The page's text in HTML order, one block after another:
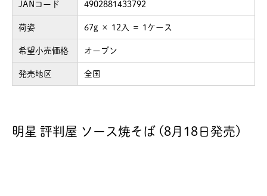
JANコード 4902881433792
荷姿 67g × 12入 ＝ 1ケース
希望小売価格 オープン
発売地区 全国
明星 評判屋 ソース焼そば (8月18日発売)